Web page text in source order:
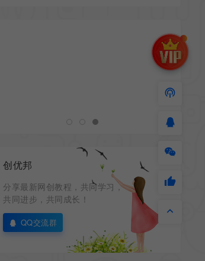
创优邦
分享最新网创教程，共同学习，
共同进步，共同成长！
QQ交流群